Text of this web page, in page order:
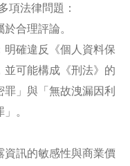
項法律問題：
合理評論。
確違反《個人資料保
可能構成《刑法》的
罪」與「無故洩漏因利
。
資訊的敏感性與商業價